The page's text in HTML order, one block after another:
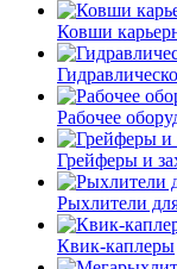
Ковши
Рабочее
Грейферы и
Рыхлители
Квик-каплеры